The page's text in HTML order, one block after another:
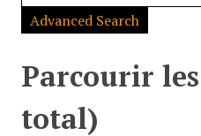
Advanced Search
Parcourir
total)